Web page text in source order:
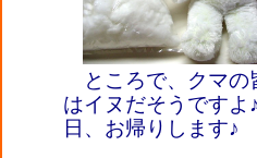
ところで、クマの
はイヌだそうです
日、お帰りします♪